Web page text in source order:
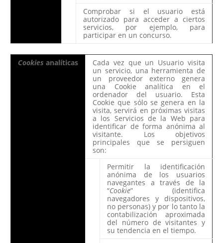
Comprobar si el usuario está
autorizado para acceder a ciertos
servicios, por ejemplo, para
participar en un concurso.
Cookies analíticas
Cada vez que un Usuario visita
un servicio, una herramienta de
un proveedor externo genera
una Cookie analítica en el
ordenador del usuario. Esta
Cookie que sólo se genera en la
visita, servirá en próximas visitas
a los Servicios de la Web para
identificar de forma anónima al
visitante. Los objetivos
principales que se persiguen
son:
Permitir la identificación
anónima de los usuarios
navegantes a través de la
“Cookie” (identifica
navegadores y dispositivos,
no personas) y por lo tanto la
contabilización aproximada
del número de visitantes y
su tendencia en el tiempo.